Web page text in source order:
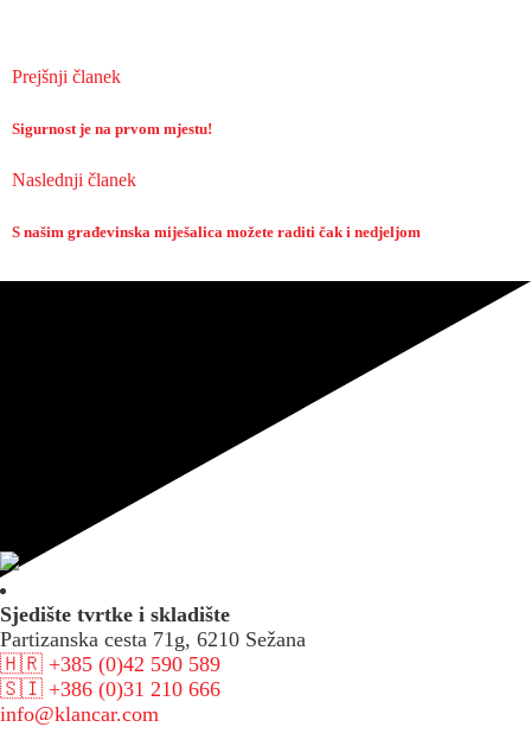
Prejšnji članek
Sigurnost je na prvom mjestu!
Naslednji članek
S našim građevinska miješalica možete raditi čak i nedjeljom
Sjedište tvrtke i skladište
Partizanska cesta 71g, 6210 Sežana
🇭🇷 +385 (0)42 590 589
🇸🇮 +386 (0)31 210 666
info@klancar.com